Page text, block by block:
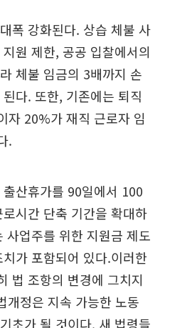
폭 강화된다. 상습 체불 사
원 제한, 공공 입찰에서의
체불 임금의 3배까지 손
다. 또한, 기존에는 퇴직
자 20%가 재직 근로자 임
.
산휴가를 90일에서 100
시간 단축 기간을 확대하
사업주를 위한 지원금 제도
가 포함되어 있다.이러한
법 조항의 변경에 그치지
개정은 지속 가능한 노동
초가 될 것이다. 새 법령들